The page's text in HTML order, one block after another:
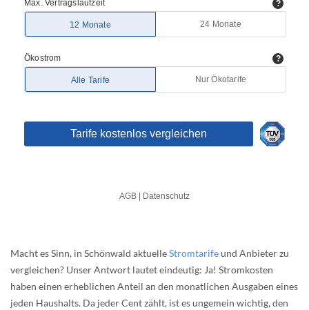
Macht es Sinn, in Schönwald aktuelleStromtarifeund Anbieter zu
vergleichen? Unser Antwort lautet eindeutig: Ja! Stromkosten
haben einen erheblichen Anteil an den monatlichen Ausgaben eines
jeden Haushalts. Da jeder Cent zählt, ist es ungemein wichtig, den